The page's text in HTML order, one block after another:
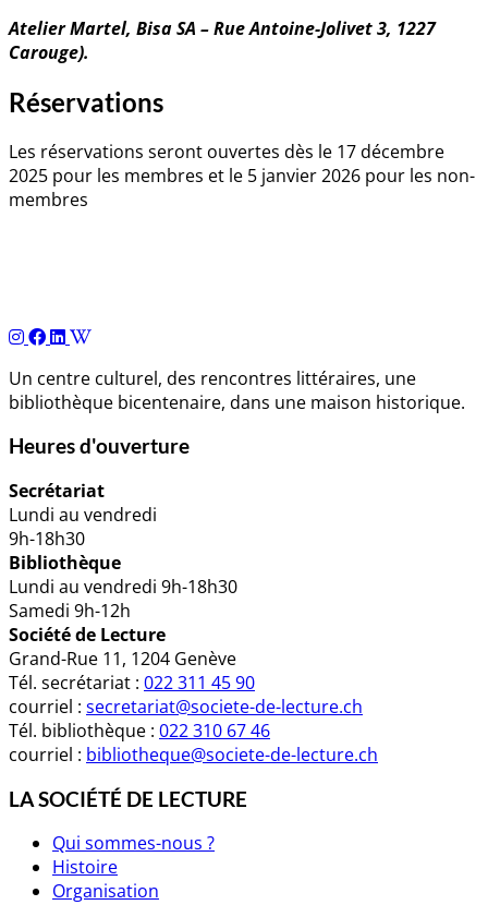
Atelier Martel, Bisa SA – Rue Antoine-Jolivet 3, 1227
Carouge).
Réservations
Les réservations seront ouvertes dès le 17 décembre
2025 pour les membres et le 5 janvier 2026 pour les non-
membres
Un centre culturel, des rencontres littéraires, une
bibliothèque bicentenaire, dans une maison historique.
Heures d'ouverture
Secrétariat
Lundi au vendredi
9h-18h30
Bibliothèque
Lundi au vendredi 9h-18h30
Samedi 9h-12h
Société de Lecture
Grand-Rue 11, 1204 Genève
Tél. secrétariat : 022 311 45 90
courriel : secretariat@societe-de-lecture.ch
Tél. bibliothèque : 022 310 67 46
courriel : bibliotheque@societe-de-lecture.ch
LA SOCIÉTÉ DE LECTURE
Qui sommes-nous ?
Histoire
Organisation